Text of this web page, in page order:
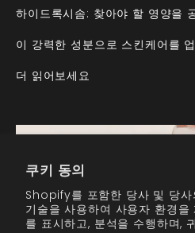
쿠키 동의
Shopify를 포함한 당사 및 당
기술을 사용하여 사용자 환경을
를 표시하고, 분석을 수행하며,
하이드록시솜: 찾아야 할 영양을
이 강력한 성분으로 스킨케어를
더 읽어보세요